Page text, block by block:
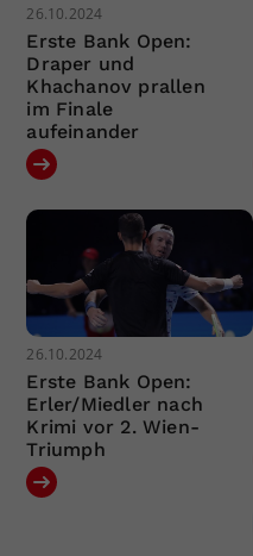
26.10.2024
Erste Bank Open:
Draper und
Khachanov prallen
im Finale
aufeinander
26.10.2024
Erste Bank Open:
Erler/Miedler nach
Krimi vor 2. Wien-
Triumph